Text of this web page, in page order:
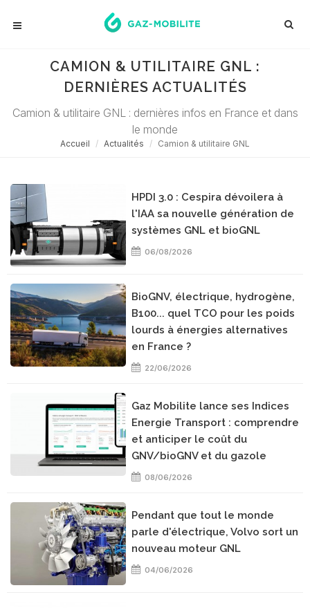
CAMION & UTILITAIRE GNL :
DERNIÈRES ACTUALITÉS
Camion & utilitaire GNL : dernières infos en France et dans
le monde
Accueil Actualités Camion & utilitaire GNL
HPDI 3.0 : Cespira dévoilera à
l'IAA sa nouvelle génération de
systèmes GNL et bioGNL
06/08/2026
BioGNV, électrique, hydrogène,
B100... quel TCO pour les poids
lourds à énergies alternatives
en France ?
22/06/2026
Gaz Mobilite lance ses Indices
Energie Transport : comprendre
et anticiper le coût du
GNV/bioGNV et du gazole
08/06/2026
Pendant que tout le monde
parle d'électrique, Volvo sort un
nouveau moteur GNL
04/06/2026